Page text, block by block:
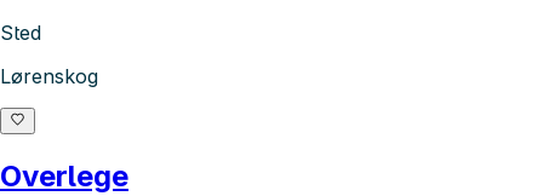
Sted
Lørenskog
Overlege